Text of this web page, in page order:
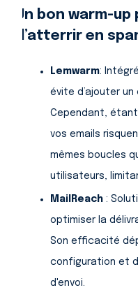
Un bon warm-
d’atterrir en
Lemwarm:
évite d’ajouter un
Cependant, étant
vos emails
mêmes boucles
utilisateurs,
MailReach :
optimiser la
Son efficacité
configuration et
d'envoi.